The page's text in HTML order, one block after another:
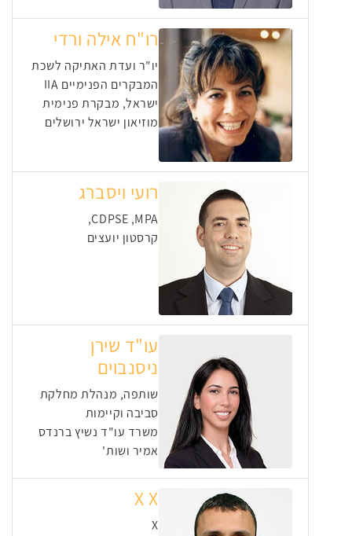
רו"ח אילה ורדי
יו"ר ועדת האתיקה לשכת
המבקרים הפנימיים IIA
ישראל, מבקרת פנימית
מוזיאון ישראל ירושלים
רועי ויסברג
CDPSE ,MPA,
קרסטון יועצים
עו"ד שירן
ניסנבוים
שותפה, מנהלת מחלקת
סביבה וקיימות
משרד עו"ד נשיץ ברנדס
אמיר ושות'
X X
X